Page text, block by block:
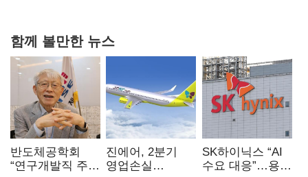
함께 볼만한 뉴스
반도체공학회
“연구개발직 주
진에어, 2분기
영업손실
SK하이닉스 “AI
수요 대응”…용인